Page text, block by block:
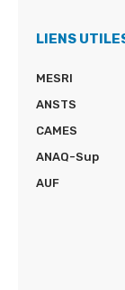
LIENS
MESRI
ANSTS
CAMES
ANAQ-Sup
AUF